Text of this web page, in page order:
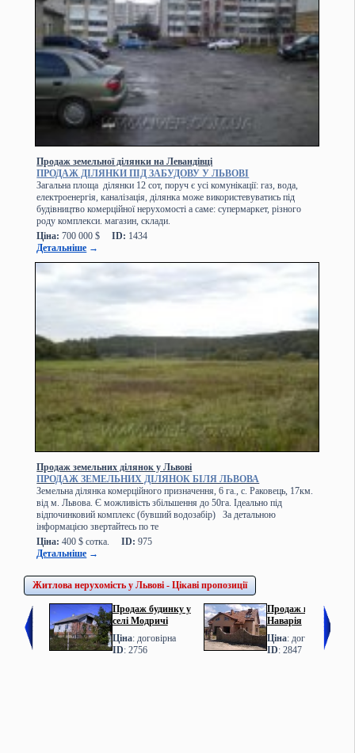
Продаж земельної ділянки на Левандівці
ПРОДАЖ ДІЛЯНКИ ПІД ЗАБУДОВУ У ЛЬВОВІ
Загальна площа ділянки 12 сот, поруч є усі комунікації: газ, вода,
електроенергія, каналізація, ділянка може використевуватись під
будівництво комерційної нерухомості а саме: супермаркет, різного
роду комплекси. магазин, склади.
Ціна: 700 000 $ ID: 1434
Детальніше →
Продаж земельних ділянок у Львові
ПРОДАЖ ЗЕМЕЛЬНИХ ДІЛЯНОК БІЛЯ ЛЬВОВА
Земельна ділянка комерційного призначення, 6 га., с. Раковець, 17км.
від м. Львова. Є можливість збільшення до 50га. Ідеально під
відпочинковий комплекс (бувший водозабір) За детальною
інформацією звертайтесь по те
Ціна: 400 $ сотка. ID: 975
Детальніше →
Житлова нерухомість у Львові - Цікаві пропозиції
Продаж будинку у
селі Модричі
Ціна: договірна
ID: 2756
Продаж котеджу у с.
Наварія
Ціна: договірна
ID: 2847